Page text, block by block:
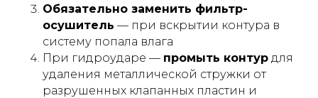
Обязательно заменить фильтр-
осушитель — при вскрытии контура в
систему попала влага
При гидроударе — промыть контур для
удаления металлической стружки от
разрушенных клапанных пластин и